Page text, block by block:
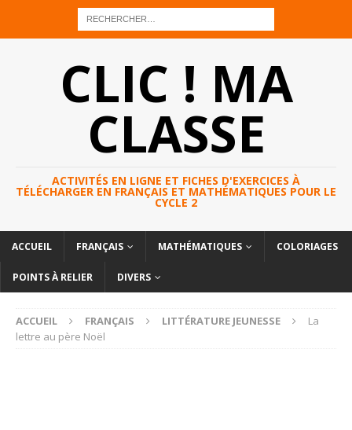
CLIC ! MA
CLASSE
ACTIVITÉS EN LIGNE ET FICHES D'EXERCICES À
TÉLÉCHARGER EN FRANÇAIS ET MATHÉMATIQUES POUR LE
CYCLE 2
ACCUEIL FRANÇAIS MATHÉMATIQUES COLORIAGES
POINTS À RELIER DIVERS
ACCUEIL FRANÇAIS LITTÉRATURE JEUNESSE
La
lettre au père Noël